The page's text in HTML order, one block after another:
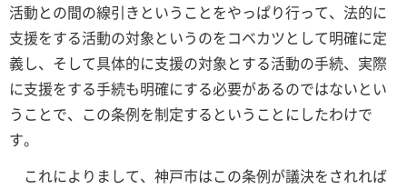
活動との間の線引きということをやっぱり行って、法的に
支援をする活動の対象というのをコベカツとして明確に定
義し、そして具体的に支援の対象とする活動の手続、実際
に支援をする手続も明確にする必要があるのではないとい
うことで、この条例を制定するということにしたわけで
す。
これによりまして、神戸市はこの条例が議決をされれば